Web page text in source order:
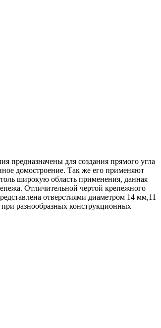
предназначены для создания прямого угла
домостроение. Так же его применяют
широкую область применения, данная
Отличительной чертой крепежного
отверстиями диаметром 14 мм,11
разнообразных конструкционных